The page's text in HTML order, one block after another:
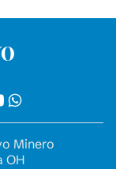
Minero
OH